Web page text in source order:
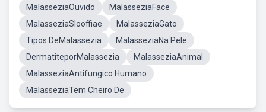
MalasseziaOuvido
MalasseziaFace
MalasseziaSlooffiae
MalasseziaGato
Tipos DeMalassezia
MalasseziaNa Pele
DermatiteporMalassezia
MalasseziaAnimal
MalasseziaAntifungico Humano
MalasseziaTem Cheiro De